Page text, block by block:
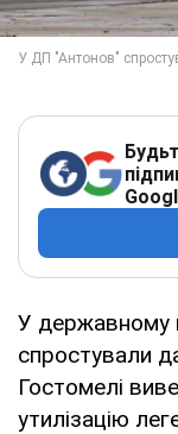
У державному
спростували
Гостомелі
утилізацію